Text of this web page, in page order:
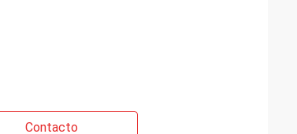
Contacto